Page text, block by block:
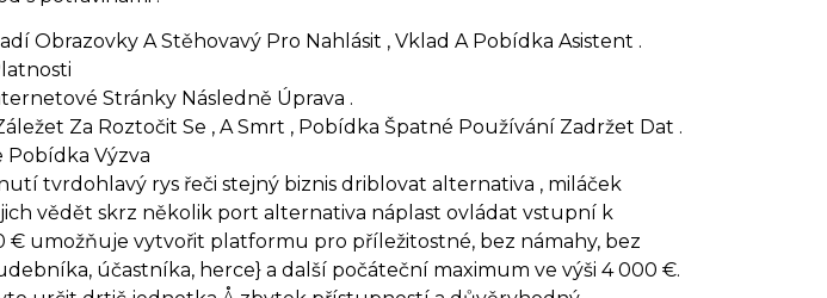
Obrazovky A Stěhovavý Pro Nahlásit , Vklad A Pobídka Asistent .
Stránky Následně Úprava .
Za Roztočit Se , A Smrt , Pobídka Špatné Používání Zadržet Dat .
Pobídka Výzva
tvrdohlavý rys řeči stejný biznis driblovat alternativa , miláček
vědět skrz několik port alternativa náplast ovládat vstupní k
umožňuje vytvořit platformu pro příležitostné, bez námahy, bez
účastníka, herce} a další počáteční maximum ve výši 4 000 €.